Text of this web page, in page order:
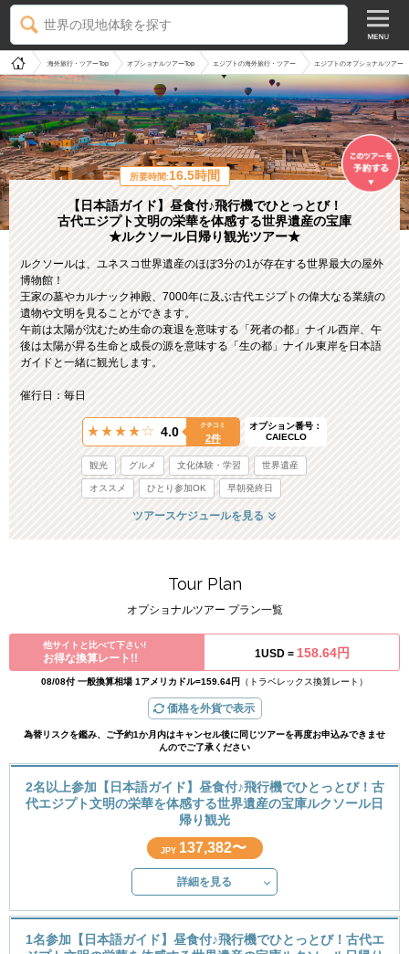
世界の現地体験を探す
海外旅行・ツアーTop オプショナルツアーTop エジプトの海外旅行・ツアー エジプトのオプショナルツアー
【日本語ガイド】昼食付♪飛行機でひとっとび！
古代エジプト文明の栄華を体感する世界遺産の宝庫
★ルクソール日帰り観光ツアー★
ルクソールは、ユネスコ世界遺産のほぼ3分の1が存在する世界最大の屋外
博物館！
王家の墓やカルナック神殿、7000年に及ぶ古代エジプトの偉大なる業績の
遺物や文明を見ることができます。
午前は太陽が沈むため生命の衰退を意味する「死者の都」ナイル西岸、午
後は太陽が昇る生命と成長の源を意味する「生の都」ナイル東岸を日本語
ガイドと一緒に観光します。
催行日：毎日
4.0 クチコミ
2件
オプション番号：
CAIECLO
観光 グルメ 文化体験・学習 世界遺産
オススメ ひとり参加OK 早朝発終日
所要時間:16.5時間
ツアースケジュールを見る
Tour Plan
オプショナルツアー プラン一覧
他サイトと比べて下さい!
お得な換算レート!! 1USD = 158.64円
08/08付 一般換算相場 1アメリカドル=159.64円 （トラベレックス換算レート）
価格を外貨で表示
為替リスクを鑑み、ご予約1か月内はキャンセル後に同じツアーを再度お申込みできませ
んのでご了承ください
2名以上参加【日本語ガイド】昼食付♪飛行機でひとっとび！古
代エジプト文明の栄華を体感する世界遺産の宝庫ルクソール日
帰り観光
JPY 137,382〜
詳細を見る
1名参加【日本語ガイド】昼食付♪飛行機でひとっとび！古代エ